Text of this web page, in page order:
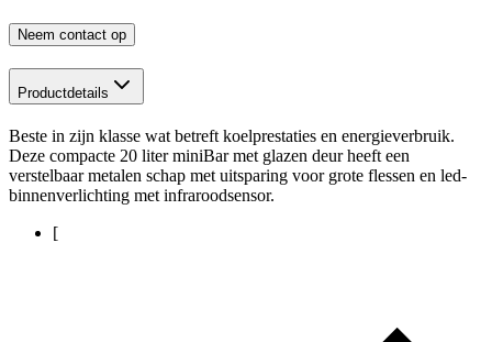
Neem contact op
Productdetails
Beste in zijn klasse wat betreft koelprestaties en energieverbruik.
Deze compacte 20 liter miniBar met glazen deur heeft een
verstelbaar metalen schap met uitsparing voor grote flessen en led-
binnenverlichting met infraroodsensor.
[